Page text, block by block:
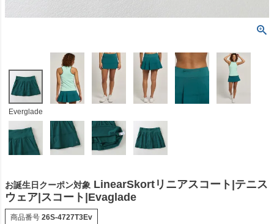
Everglade
お誕生日クーポン対象 LinearSkortリニアスコート|テニス
ウェア|スコート|Evaglade
商品番号 26S-4727T3Ev